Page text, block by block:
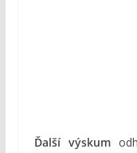
Ďalší výskum